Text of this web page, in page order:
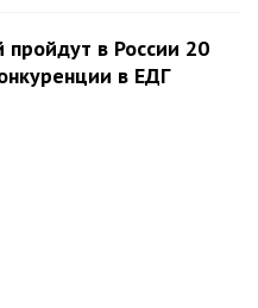
в России 20
в ЕДГ